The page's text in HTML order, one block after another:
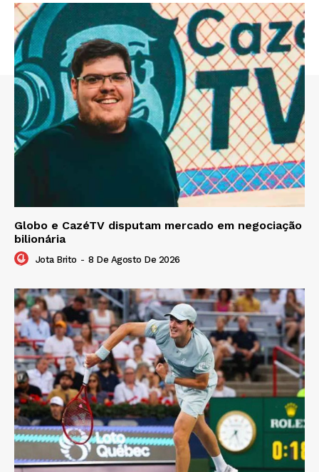
Globo e CazéTV disputam mercado em negociação
bilionária
Jota Brito - 8 De Agosto De 2026